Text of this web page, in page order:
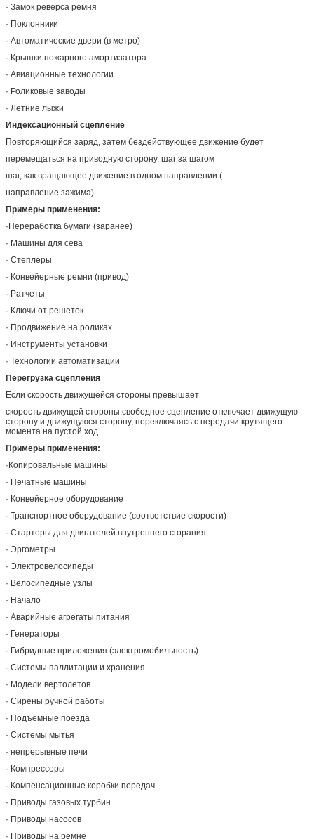
· Замок реверса ремня
· Поклонники
· Автоматические двери (в метро)
· Крышки пожарного амортизатора
· Авиационные технологии
· Роликовые заводы
· Летние лыжи
Индексационный сцепление
Повторяющийся заряд, затем бездействующее движение будет
перемещаться на приводную сторону, шаг за шагом
шаг, как вращающее движение в одном направлении (
направление зажима).
Примеры применения:
·Переработка бумаги (заранее)
· Машины для сева
· Степлеры
· Конвейерные ремни (привод)
· Ратчеты
· Ключи от решеток
· Продвижение на роликах
· Инструменты установки
· Технологии автоматизации
Перегрузка сцепления
Если скорость движущейся стороны превышает
скорость движущей стороны,свободное сцепление отключает движущую
сторону и движущуюся сторону, переключаясь с передачи крутящего
момента на пустой ход.
Примеры применения:
·Копировальные машины
· Печатные машины
· Конвейерное оборудование
· Транспортное оборудование (соответствие скорости)
· Стартеры для двигателей внутреннего сгорания
· Эргометры
· Электровелосипеды
· Велосипедные узлы
· Начало
· Аварийные агрегаты питания
· Генераторы
· Гибридные приложения (электромобильность)
· Системы паллитации и хранения
· Модели вертолетов
· Сирены ручной работы
· Подъемные поезда
· Системы мытья
· непрерывные печи
· Компрессоры
· Компенсационные коробки передач
· Приводы газовых турбин
· Приводы насосов
· Приводы на ремне